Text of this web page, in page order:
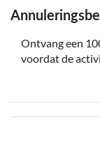
Ontvang een
voordat de